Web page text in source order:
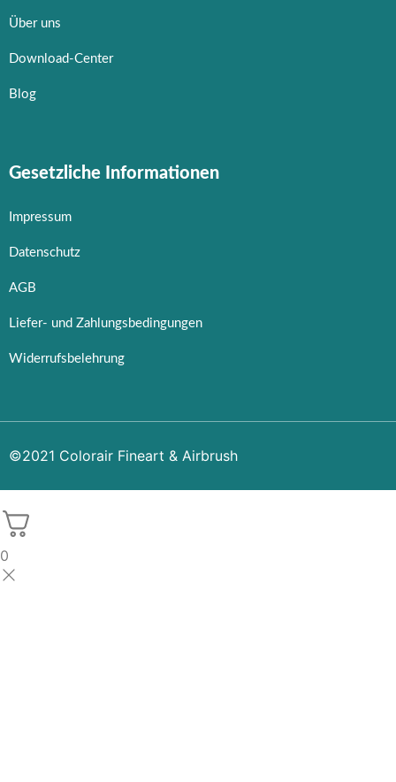
Über uns
Download-Center
Blog
Gesetzliche Informationen
Impressum
Datenschutz
AGB
Liefer- und Zahlungsbedingungen
Widerrufsbelehrung
©2021 Colorair Fineart & Airbrush
0